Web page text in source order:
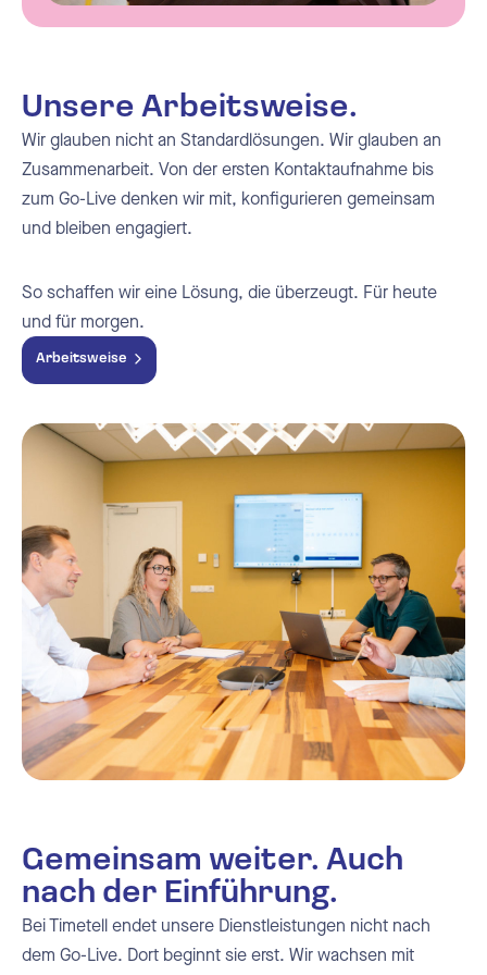
Unsere Arbeitsweise.
Wir glauben nicht an Standardlösungen. Wir glauben an
Zusammenarbeit. Von der ersten Kontaktaufnahme bis
zum Go-Live denken wir mit, konfigurieren gemeinsam
und bleiben engagiert.
So schaffen wir eine Lösung, die überzeugt. Für heute
und für morgen.
Arbeitsweise
Gemeinsam weiter. Auch
nach der Einführung.
Bei Timetell endet unsere Dienstleistungen nicht nach
dem Go-Live. Dort beginnt sie erst. Wir wachsen mit